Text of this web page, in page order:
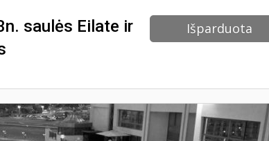
saulės Eilate ir
Išparduota